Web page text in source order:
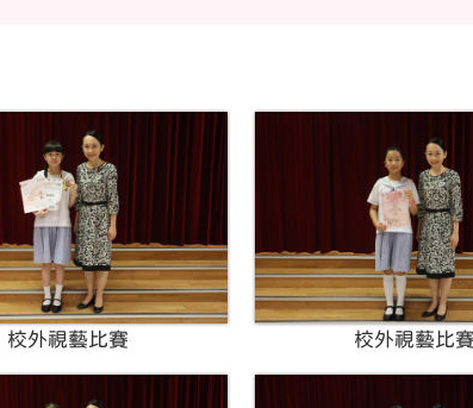
校外視藝比賽 校外視藝比賽